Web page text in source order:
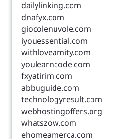
dailylinking.com
dnafyx.com
giocolenuvole.com
iyouessential.com
withloveamity.com
youlearncode.com
fxyatirim.com
abbuguide.com
technologyresult.com
webhostingoffers.org
whatszow.com
ehomeamerca.com